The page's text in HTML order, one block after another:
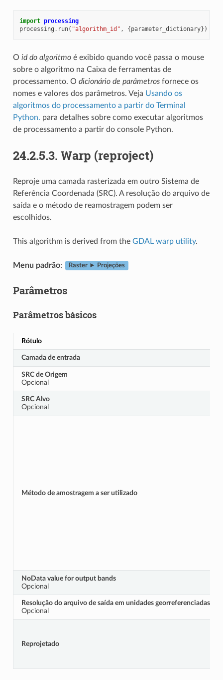
import processing
processing . run( "algorithm_id" , {parameter_dictionary})
O id do algoritmoé exibido quando você passa o mouse
sobre o algoritmo na Caixa de ferramentas de
processamento. O dicionário de parâmetrosfornece os
nomes e valores dos parâmetros. Veja Usando os
algoritmos do processamento a partir do Terminal
Python. para detalhes sobre como executar algoritmos
de processamento a partir do console Python.
24.2.5.3. Warp (reproject)
Reproje uma camada rasterizada em outro Sistema de
Referência Coordenada (SRC). A resolução do arquivo de
saída e o método de reamostragem podem ser
escolhidos.
This algorithm is derived from the GDAL warp utility.
Menu padrão: Raster ► Projeções
Parâmetros
Parâmetros básicos
Rótulo
Camada de entrada
SRC de Origem
Opcional
SRC Alvo
Opcional
Método de amostragem a ser utilizado
NoData value for output bands
Opcional
Resolução do arquivo de saída em unidades georreferenciadas de
Opcional
Reprojetado